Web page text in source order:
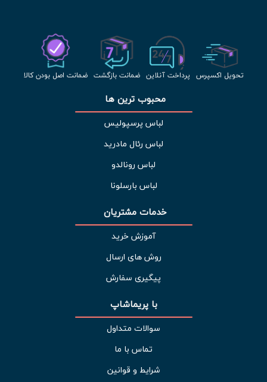
تحویل اکسپرس پرداخت آنلاین ضمانت بازگشت ضمانت اصل بودن کالا
محبوب ترین ها
لباس پرسپولیس
لباس رئال مادرید
لباس رونالدو
لباس بارسلونا
خدمات مشتریان
آموزش خرید
روش های ارسال
پیگیری سفارش
با پریماشاپ
سوالات متداول
تماس با ما
شرایط و قوانین